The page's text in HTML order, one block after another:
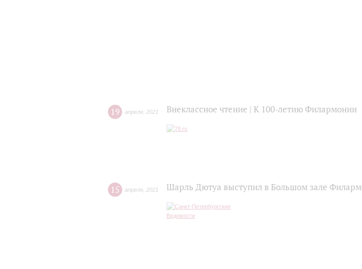
19 апреля 2021 Внеклассное чтение | К 100-летию Филармонии
15 апреля 2021 Шарль Дютуа выступил в Большом зале